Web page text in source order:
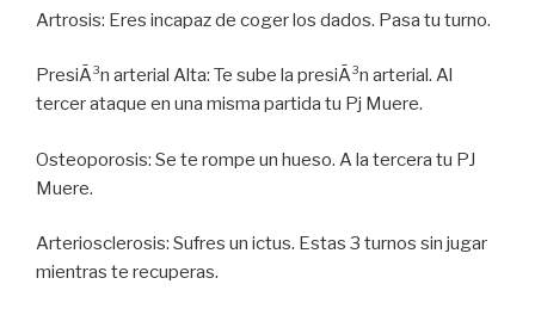
Artrosis: Eres incapaz de coger los dados. Pasa tu turno.
PresiÃ³n arterial Alta: Te sube la presiÃ³n arterial. Al
tercer ataque en una misma partida tu Pj Muere.
Osteoporosis: Se te rompe un hueso. A la tercera tu PJ
Muere.
Arteriosclerosis: Sufres un ictus. Estas 3 turnos sin jugar
mientras te recuperas.